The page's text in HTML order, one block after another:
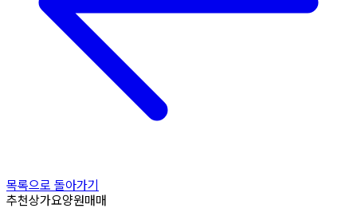
목록으로 돌아가기
추천상가요양원매매